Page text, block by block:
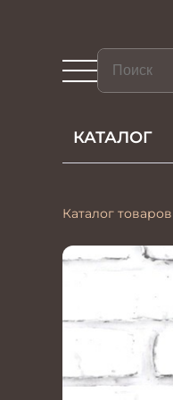
КАТАЛОГ
Каталог товаров